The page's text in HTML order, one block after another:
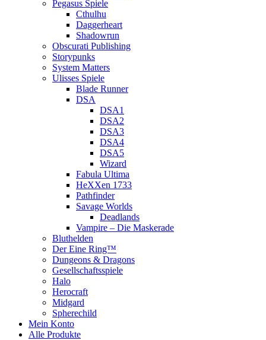
Pegasus Spiele
Cthulhu
Daggerheart
Shadowrun
Obscurati Publishing
Storypunks
System Matters
Ulisses Spiele
Blade Runner
DSA
DSA1
DSA2
DSA3
DSA4
DSA5
Wizard
Fabula Ultima
HeXXen 1733
Pathfinder
Savage Worlds
Deadlands
Vampire – Die Maskerade
Bluthelden
Der Eine Ring™
Dungeons & Dragons
Gesellschaftsspiele
Halo
Herocraft
Midgard
Spherechild
Mein Konto
Alle Produkte